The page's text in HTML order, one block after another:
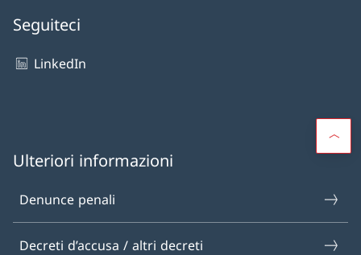
Seguiteci
LinkedIn
Ulteriori informazioni
Denunce penali
Decreti d’accusa / altri decreti